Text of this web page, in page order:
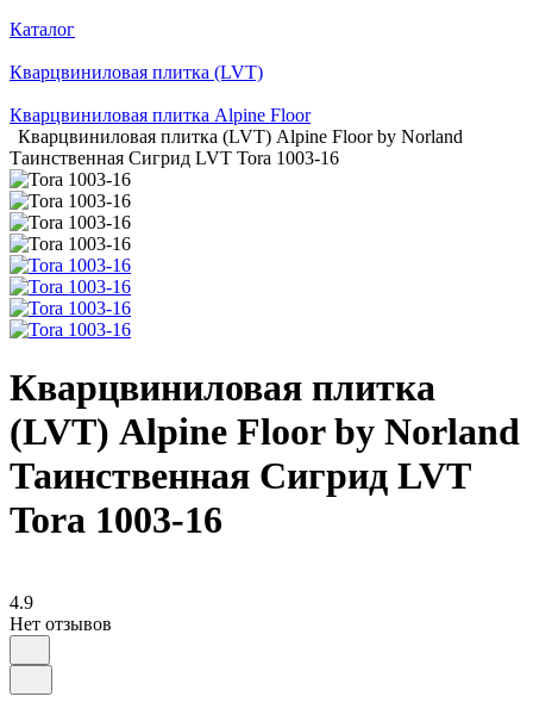
Каталог
Кварцвиниловая плитка (LVT)
Кварцвиниловая плитка Alpine Floor
Кварцвиниловая плитка (LVT) Alpine Floor by Norland
Таинственная Сигрид LVT Tora 1003-16
Кварцвиниловая плитка
(LVT) Alpine Floor by Norland
Таинственная Сигрид LVT
Tora 1003-16
4.9
Нет отзывов